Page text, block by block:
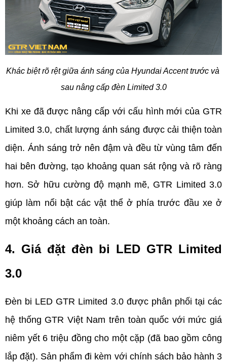
Khác biệt rõ rệt giữa ánh sáng của Hyundai Accent trước và
sau nâng cấp đèn Limited 3.0
Khi xe đã được nâng cấp với cấu hình mới của GTR
Limited 3.0, chất lượng ánh sáng được cải thiện toàn
diện. Ánh sáng trở nên đậm và đều từ vùng tâm đến
hai bên đường, tạo khoảng quan sát rộng và rõ ràng
hơn. Sở hữu cường độ mạnh mẽ, GTR Limited 3.0
giúp làm nổi bật các vật thể ở phía trước đầu xe ở
một khoảng cách an toàn.
4. Giá đặt đèn bi LED GTR Limited
3.0
Đèn bi LED GTR Limited 3.0 được phân phối tại các
hệ thống GTR Việt Nam trên toàn quốc với mức giá
niêm yết 6 triệu đồng cho một cặp (đã bao gồm công
lắp đặt). Sản phẩm đi kèm với chính sách bảo hành 3